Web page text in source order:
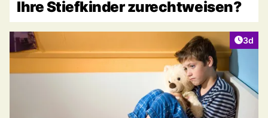
Ihre Stiefkinder zurechtweisen?
3d